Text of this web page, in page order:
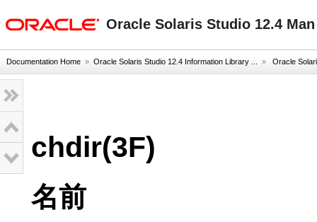
Oracle Solaris Studio 12.4
Documentation Home » Oracle Solaris Studio 12.4 Information Library ... » Oracle
chdir(3F)
名前